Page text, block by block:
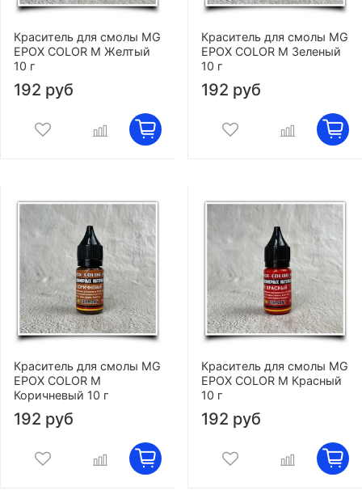
Краситель для смолы MG
EPOX COLOR M Желтый
10 г
192 руб
Краситель для смолы MG
EPOX COLOR M Зеленый
10 г
192 руб
Краситель для смолы MG
EPOX COLOR M
Коричневый 10 г
192 руб
Краситель для смолы MG
EPOX COLOR M Красный
10 г
192 руб